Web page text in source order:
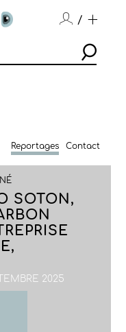
/
Reportages Contact
SOTON,
2025